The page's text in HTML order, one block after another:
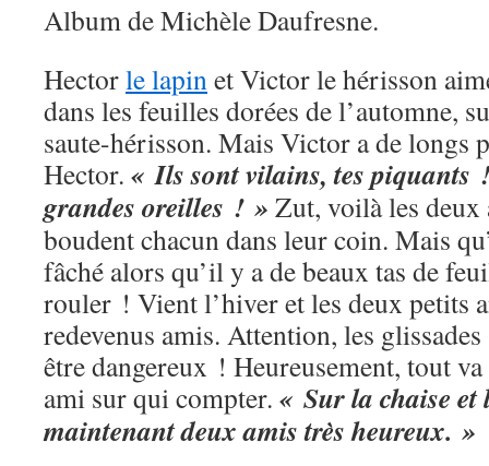
Album de Michèle Daufresne.
Hectorle lapinet Victor le hérisson
dans les feuilles dorées de l’automne,
saute-hérisson. Mais Victor a de longs
Hector. « Ils sont vilains, tes piquants
grandes oreilles ! » Zut, voilà les
boudent chacun dans leur coin. Mais
fâché alors qu’il y a de beaux tas de
rouler ! Vient l’hiver et les deux petits
redevenus amis. Attention, les
être dangereux ! Heureusement, tout
ami sur qui compter. « Sur la chaise et
maintenant deux amis très heureux. »